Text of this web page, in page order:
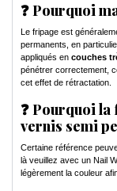
❓ Pourquoi
Le fripage est
permanents, en
appliqués en couches
pénétrer correctement,
cet effet de rétractation.
❓ Pourquoi
vernis semi
Certaine référence
là veuillez avec un Nail
légèrement la couleur